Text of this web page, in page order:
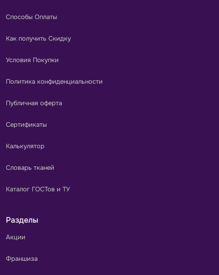
Способы Оплаты
Как получить Скидку
Условия Покупки
Политика конфиденциальности
Публичная оферта
Сертификаты
Калькулятор
Словарь тканей
Каталог ГОСТов и ТУ
Разделы
Акции
Франшиза